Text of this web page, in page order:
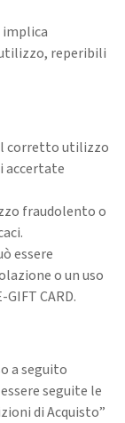
implica
reperibili
corretto utilizzo
accertate
fraudolento o
essere
o un uso
CARD.
a seguito
seguite le
di Acquisto”